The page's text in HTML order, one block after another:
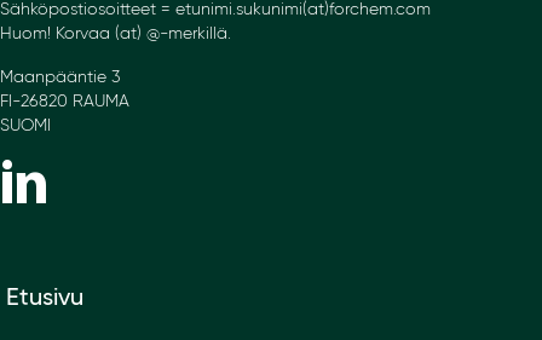
Sähköpostiosoitteet = etunimi.sukunimi(at)forchem.com
Huom! Korvaa (at) @-merkillä.
Maanpääntie 3
FI-26820 RAUMA
SUOMI
Etusivu